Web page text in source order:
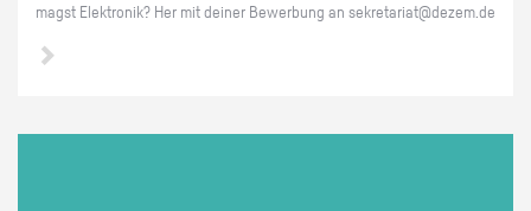
magst Elek­tro­nik? Her mit dei­ner Be­wer­bung an se­kre­ta­ri­at@​dezem.​de